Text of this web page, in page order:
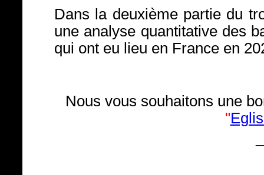
Dans la deuxième partie du
une analyse quantitative des
qui ont eu lieu en France en
Nous vous souhaitons une
"